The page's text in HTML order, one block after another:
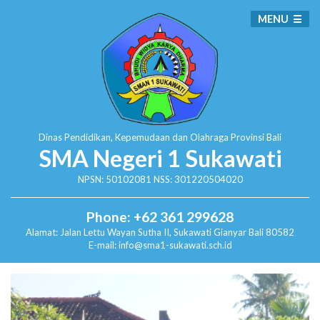
Dinas Pendidikan, Kepemudaan dan Olahraga Provinsi Bali
SMA Negeri 1 Sukawati
NPSN: 50102081 NSS: 301220504020
Phone: +62 361 299628
Alamat: Jalan Lettu Wayan Sutha II, SukawatiGianyar Bali 80582
E-mail: info@sma1-sukawati.sch.id
MENU